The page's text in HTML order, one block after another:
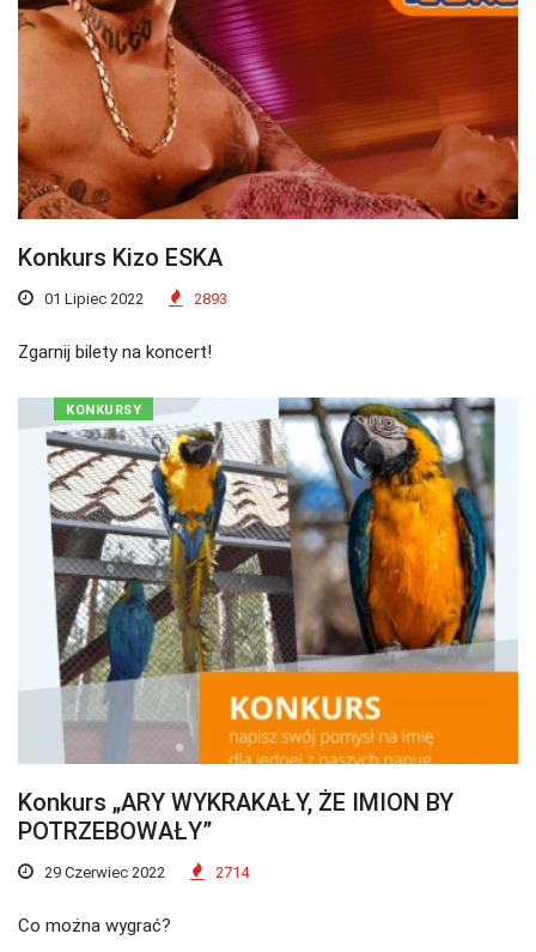
Konkurs Kizo ESKA
01 Lipiec 2022 2893
Zgarnij bilety na koncert!
KONKURSY
Konkurs „ARY WYKRAKAŁY, ŻE IMION BY
POTRZEBOWAŁY”
29 Czerwiec 2022 2714
Co można wygrać?